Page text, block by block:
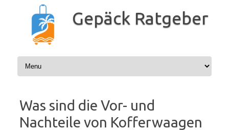
springen
Gepäck Ratgeber
Was sind die Vor- und
Nachteile von Kofferwaagen